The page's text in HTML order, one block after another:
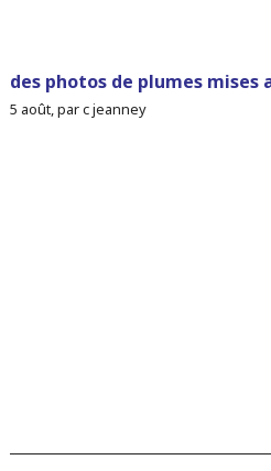
des photos de plumes mises
5 août, par c jeanney